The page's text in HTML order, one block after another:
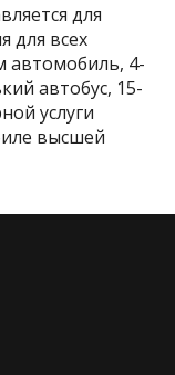
для
для всех
автомобиль, 4-
автобус, 15-
услуги
высшей